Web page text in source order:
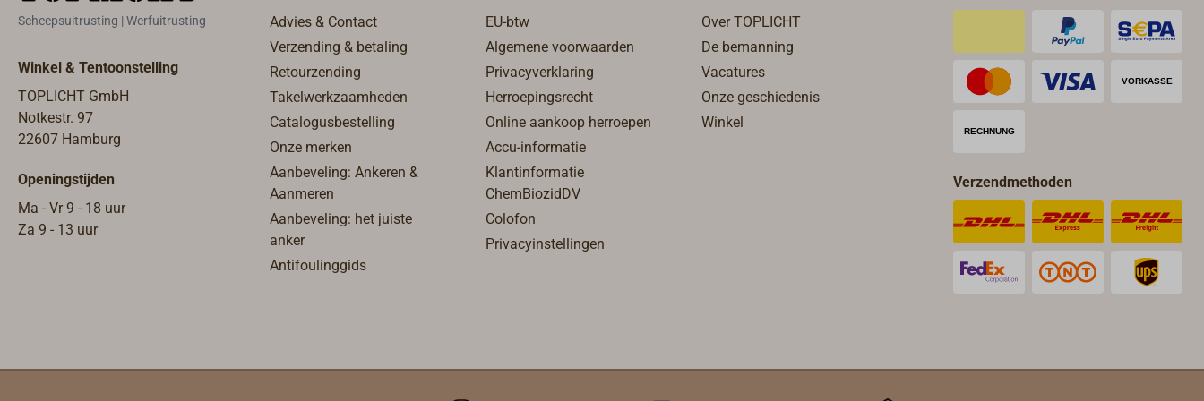
stand is de HOOK &
goed te gebruiken als
verstelbare boothaak.
De haak en zijn
gemaakt van
koolstofvezelversterkt
staal, de telescopische
vervaardigd van
kunststof
SANTOPRENE.Wordt
per paar geleverd als
Scheepsuitrusting | Werfuitrusting
Winkel & Tentoonstelling
TOPLICHT GmbH
Notkestr. 97
22607 Hamburg
Openingstijden
Ma - Vr 9 - 18 uur
Za 9 - 13 uur
Advies & Contact
Verzending & betaling
Retourzending
Takelwerkzaamheden
Catalogusbestelling
Onze merken
Aanbeveling: Ankeren &
Aanmeren
Aanbeveling: het juiste
anker
Antifoulinggids
EU-btw
Algemene voorwaarden
Privacyverklaring
Herroepingsrecht
Online aankoop herroepen
Accu-informatie
Klantinformatie
ChemBiozidDV
Colofon
Privacyinstellingen
Over TOPLICHT
De bemanning
Vacatures
Onze geschiedenis
Winkel
Verzendmethoden